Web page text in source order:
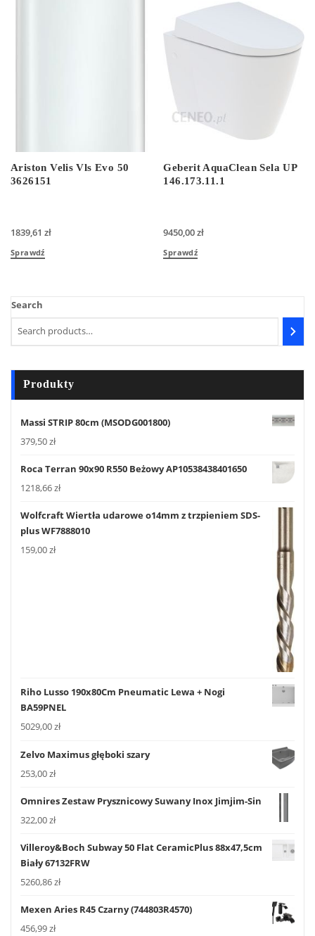
Ariston Velis Vls Evo 50
3626151
1839,61 zł
Sprawdź
Geberit AquaClean Sela UP
146.173.11.1
9450,00zł
Sprawdź
Search
Produkty
Massi STRIP 80cm (MSODG001800)
379,50zł
Roca Terran 90x90 R550 Beżowy AP10538438401650
1218,66zł
Wolfcraft Wiertła udarowe o14mm z trzpieniem SDS-
plus WF7888010
159,00zł
Riho Lusso 190x80Cm Pneumatic Lewa + Nogi
BA59PNEL
5029,00zł
Zelvo Maximus głęboki szary
253,00zł
Omnires Zestaw Prysznicowy Suwany Inox Jimjim-Sin
322,00zł
Villeroy&Boch Subway 50 Flat CeramicPlus 88x47,5cm
Biały 67132FRW
5260,86zł
Mexen Aries R45 Czarny (744803R4570)
456,99zł